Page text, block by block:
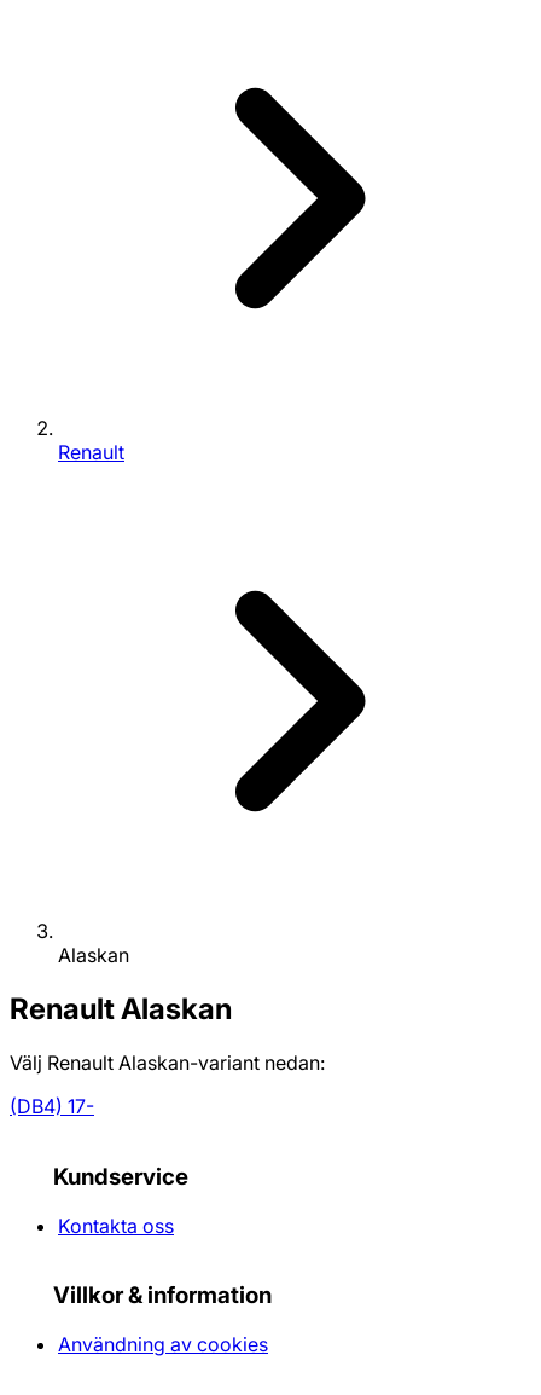
Renault
Alaskan
RenaultAlaskan
Välj Renault Alaskan-variant nedan:
(DB4) 17-
Kundservice
Kontakta oss
Villkor & information
Användning av cookies